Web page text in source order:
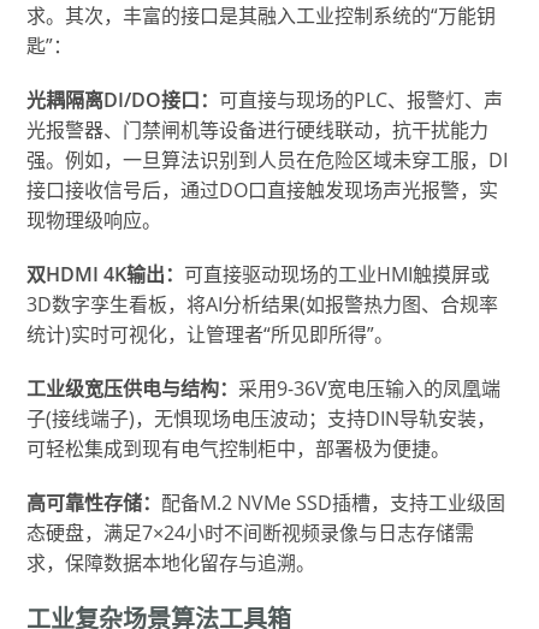
求。其次，丰富的接口是其融入工业控制系统的“万能钥
匙”：
光耦隔离DI/DO接口： 可直接与现场的PLC、报警灯、声
光报警器、门禁闸机等设备进行硬线联动，抗干扰能力
强。例如，一旦算法识别到人员在危险区域未穿工服，DI
接口接收信号后，通过DO口直接触发现场声光报警，实
现物理级响应。
双HDMI 4K输出： 可直接驱动现场的工业HMI触摸屏或
3D数字孪生看板，将AI分析结果(如报警热力图、合规率
统计)实时可视化，让管理者“所见即所得”。
工业级宽压供电与结构： 采用9-36V宽电压输入的凤凰端
子(接线端子)，无惧现场电压波动；支持DIN导轨安装，
可轻松集成到现有电气控制柜中，部署极为便捷。
高可靠性存储： 配备M.2 NVMe SSD插槽，支持工业级固
态硬盘，满足7×24小时不间断视频录像与日志存储需
求，保障数据本地化留存与追溯。
工业复杂场景算法工具箱